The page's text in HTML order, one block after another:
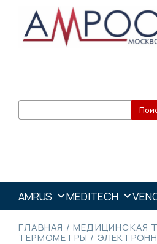
AMRUS MEDITECH
ГЛАВНАЯ / МЕДИЦИНСКАЯ
ТЕРМОМЕТРЫ /